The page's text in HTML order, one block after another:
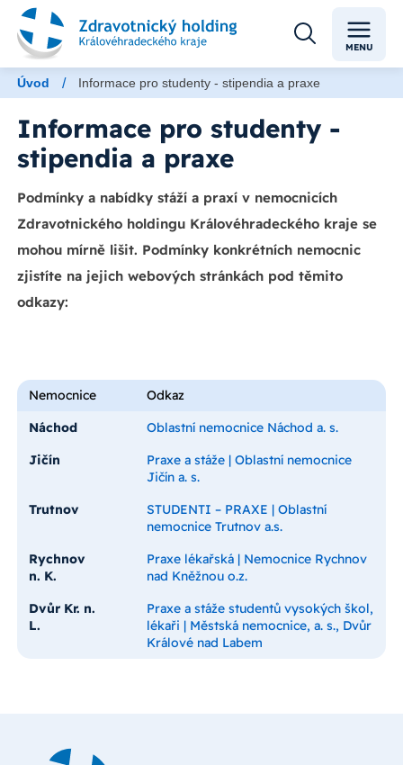
MENU
Úvod / Informace pro studenty - stipendia a praxe
Informace pro studenty -
stipendia a praxe
Podmínky a nabídky stáží a praxí v nemocnicích
Zdravotnického holdingu Královéhradeckého kraje se
mohou mírně lišit. Podmínky konkrétních nemocnic
zjistíte na jejich webových stránkách pod těmito
odkazy:
Nemocnice
Odkaz
Náchod
Oblastní nemocnice Náchod a. s.
Jičín
Praxe a stáže | Oblastní nemocnice
Jičín a. s.
Trutnov
STUDENTI – PRAXE | Oblastní
nemocnice Trutnov a.s.
Rychnov
n. K.
Praxe lékařská | Nemocnice Rychnov
nad Kněžnou o.z.
Dvůr Kr. n.
L.
Praxe a stáže studentů vysokých škol,
lékaři | Městská nemocnice, a. s., Dvůr
Králové nad Labem